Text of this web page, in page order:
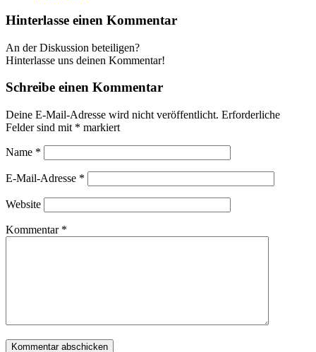
Hinterlasse einen Kommentar
An der Diskussion beteiligen?
Hinterlasse uns deinen Kommentar!
Schreibe einen Kommentar
Deine E-Mail-Adresse wird nicht veröffentlicht. Erforderliche
Felder sind mit * markiert
Name *
E-Mail-Adresse *
Website
Kommentar *